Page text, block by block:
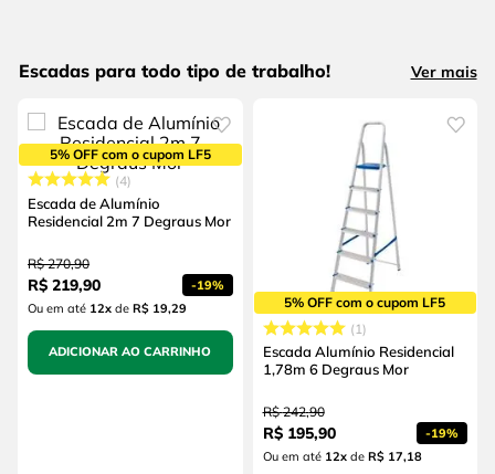
Escadas para todo tipo de trabalho! Ver mais
5% OFF com o cupom LF5
4
Escada de Alumínio
Residencial 2m 7 Degraus Mor
R$ 270,90
R$ 219,90 -19%
Ou em até 12x de R$ 19,29
ADICIONAR AO CARRINHO
5% OFF com o cupom LF5
1
Escada Alumínio Residencial
1,78m 6 Degraus Mor
R$ 242,90
R$ 195,90 -19%
Ou em até 12xde R$ 17,18